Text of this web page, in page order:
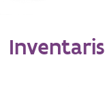
Inventaris